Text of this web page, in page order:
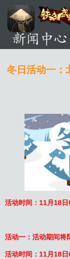
冬日活动一：
活动时间：11月18
活动一：活动期间将
活动时间：11月18
资讯
论坛